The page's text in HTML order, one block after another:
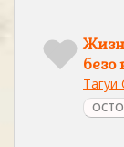
безо